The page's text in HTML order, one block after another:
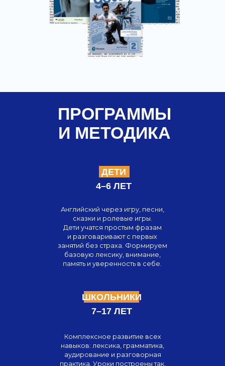
Уверенное общение на
работе,
в путешествиях и
повседневной жизни. Занятия в
видите быстрый прогресс -
меньше стеснения, больше
уверенности и свободы
в общении на английском.
ВЗРОСЛЫЕ
18+